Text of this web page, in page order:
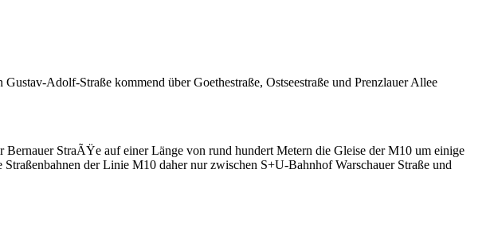
Adolf-Straße kommend über Goethestraße, Ostseestraße und Prenzlauer Allee
StraÃŸe auf einer Länge von rund hundert Metern die Gleise der M10 um einige
der Linie M10 daher nur zwischen S+U-Bahnhof Warschauer Straße und